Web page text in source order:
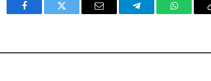
Facebook Twitter Email Telegram